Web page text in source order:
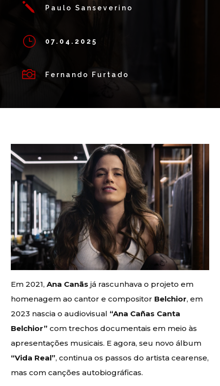
j Paulo Sanseverino
} 07.04.2025
 Fernando Furtado
Em 2021,Ana Canãs já rascunhava o projeto em
homenagem ao cantor e compositor Belchior, em
2023 nascia o audiovisual “Ana Cañas Canta
Belchior”com trechos documentais em meio às
apresentações musicais. E agora, seu novo álbum
“Vida Real”, continua os passos do artista cearense,
mas com canções autobiográficas.